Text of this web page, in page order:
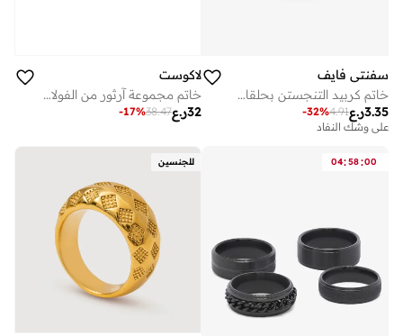
سفنتي فايف
خاتم كربيد التنجستن بحلقات مصقولة
ر.ع3.35
4.91
-32%
على وشك النفاد
لاكوست
خاتم مجموعة آرثور من الفولاذ المقاوم للصدأ
ر.ع32
38.47
-17%
04:58:00 للجنسين